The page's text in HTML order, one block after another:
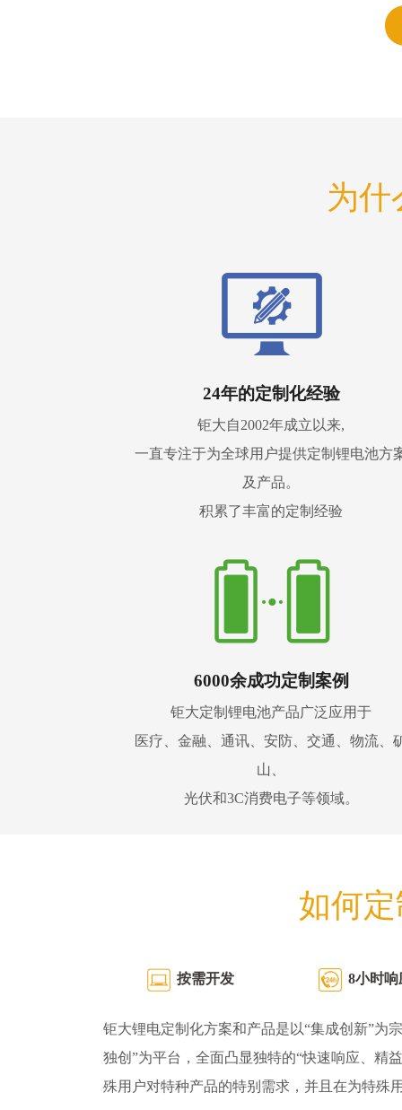
为什
24年的定制化经验
钜大自2002年成立以来,
一直专注于为全球用户提供定制锂电池方
及产品。
积累了丰富的定制经验
6000余成功定制案例
钜大定制锂电池产品广泛应用于
医疗、金融、通讯、安防、交通、物流、
山、
光伏和3C消费电子等领域。
如何
按需开发 8小时响
钜大锂电定制化方案和产品是以“集成创新”为
独创”为平台，全面凸显独特的“快速响应、精
殊用户对特种产品的特别需求，并且在为特殊